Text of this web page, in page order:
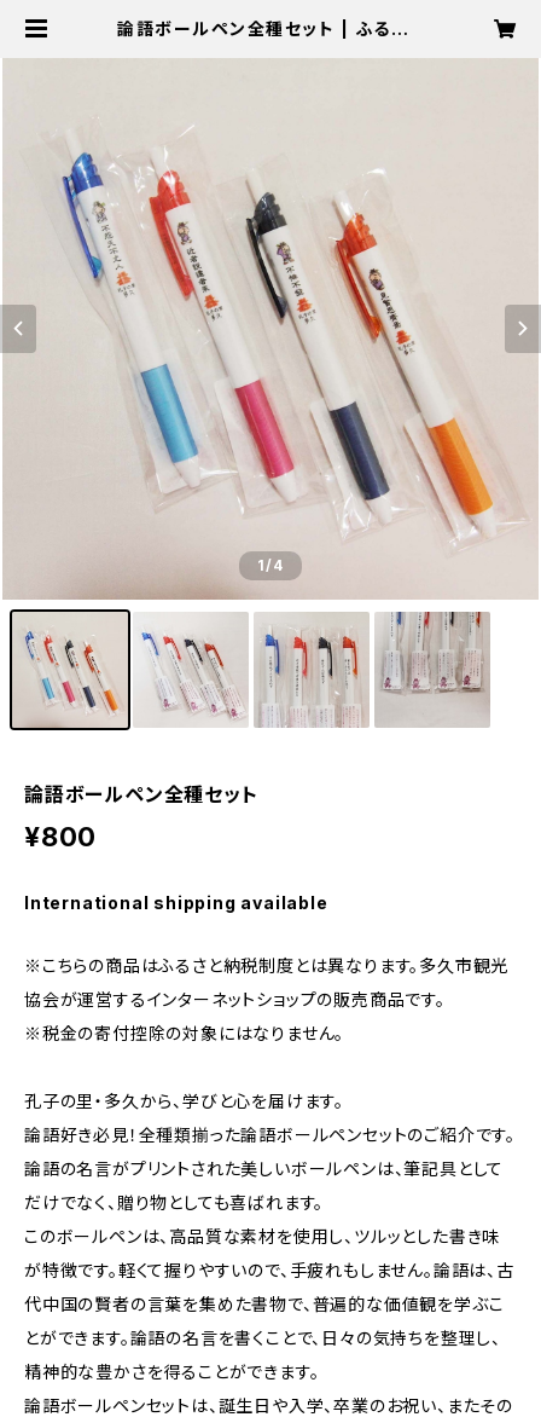
論語ボールペン全種セット | ふるさと
1/4
論語ボールペン全種セット
¥800
International shipping available
※こちらの商品はふるさと納税制度とは異なります。多久市観光
協会が運営するインターネットショップの販売商品です。
※税金の寄付控除の対象にはなりません。
孔子の里・多久から、学びと心を届けます。
論語好き必見！全種類揃った論語ボールペンセットのご紹介です。
論語の名言がプリントされた美しいボールペンは、筆記具として
だけでなく、贈り物としても喜ばれます。
このボールペンは、高品質な素材を使用し、ツルッとした書き味
が特徴です。軽くて握りやすいので、手疲れもしません。論語は、古
代中国の賢者の言葉を集めた書物で、普遍的な価値観を学ぶこ
とができます。論語の名言を書くことで、日々の気持ちを整理し、
精神的な豊かさを得ることができます。
論語ボールペンセットは、誕生日や入学、卒業のお祝い、またその